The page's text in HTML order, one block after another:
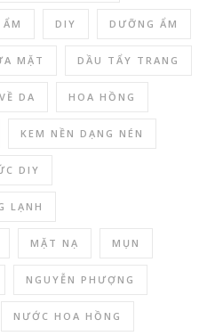
ẨM DIY DƯỠNG ẨM
MẶT DẦU TẨY TRANG
DA HOA HỒNG
KEM NỀN DẠNG NÉN
DIY
LẠNH
MẶT NẠ MỤN
NGUYỄN PHƯỢNG
NƯỚC HOA HỒNG